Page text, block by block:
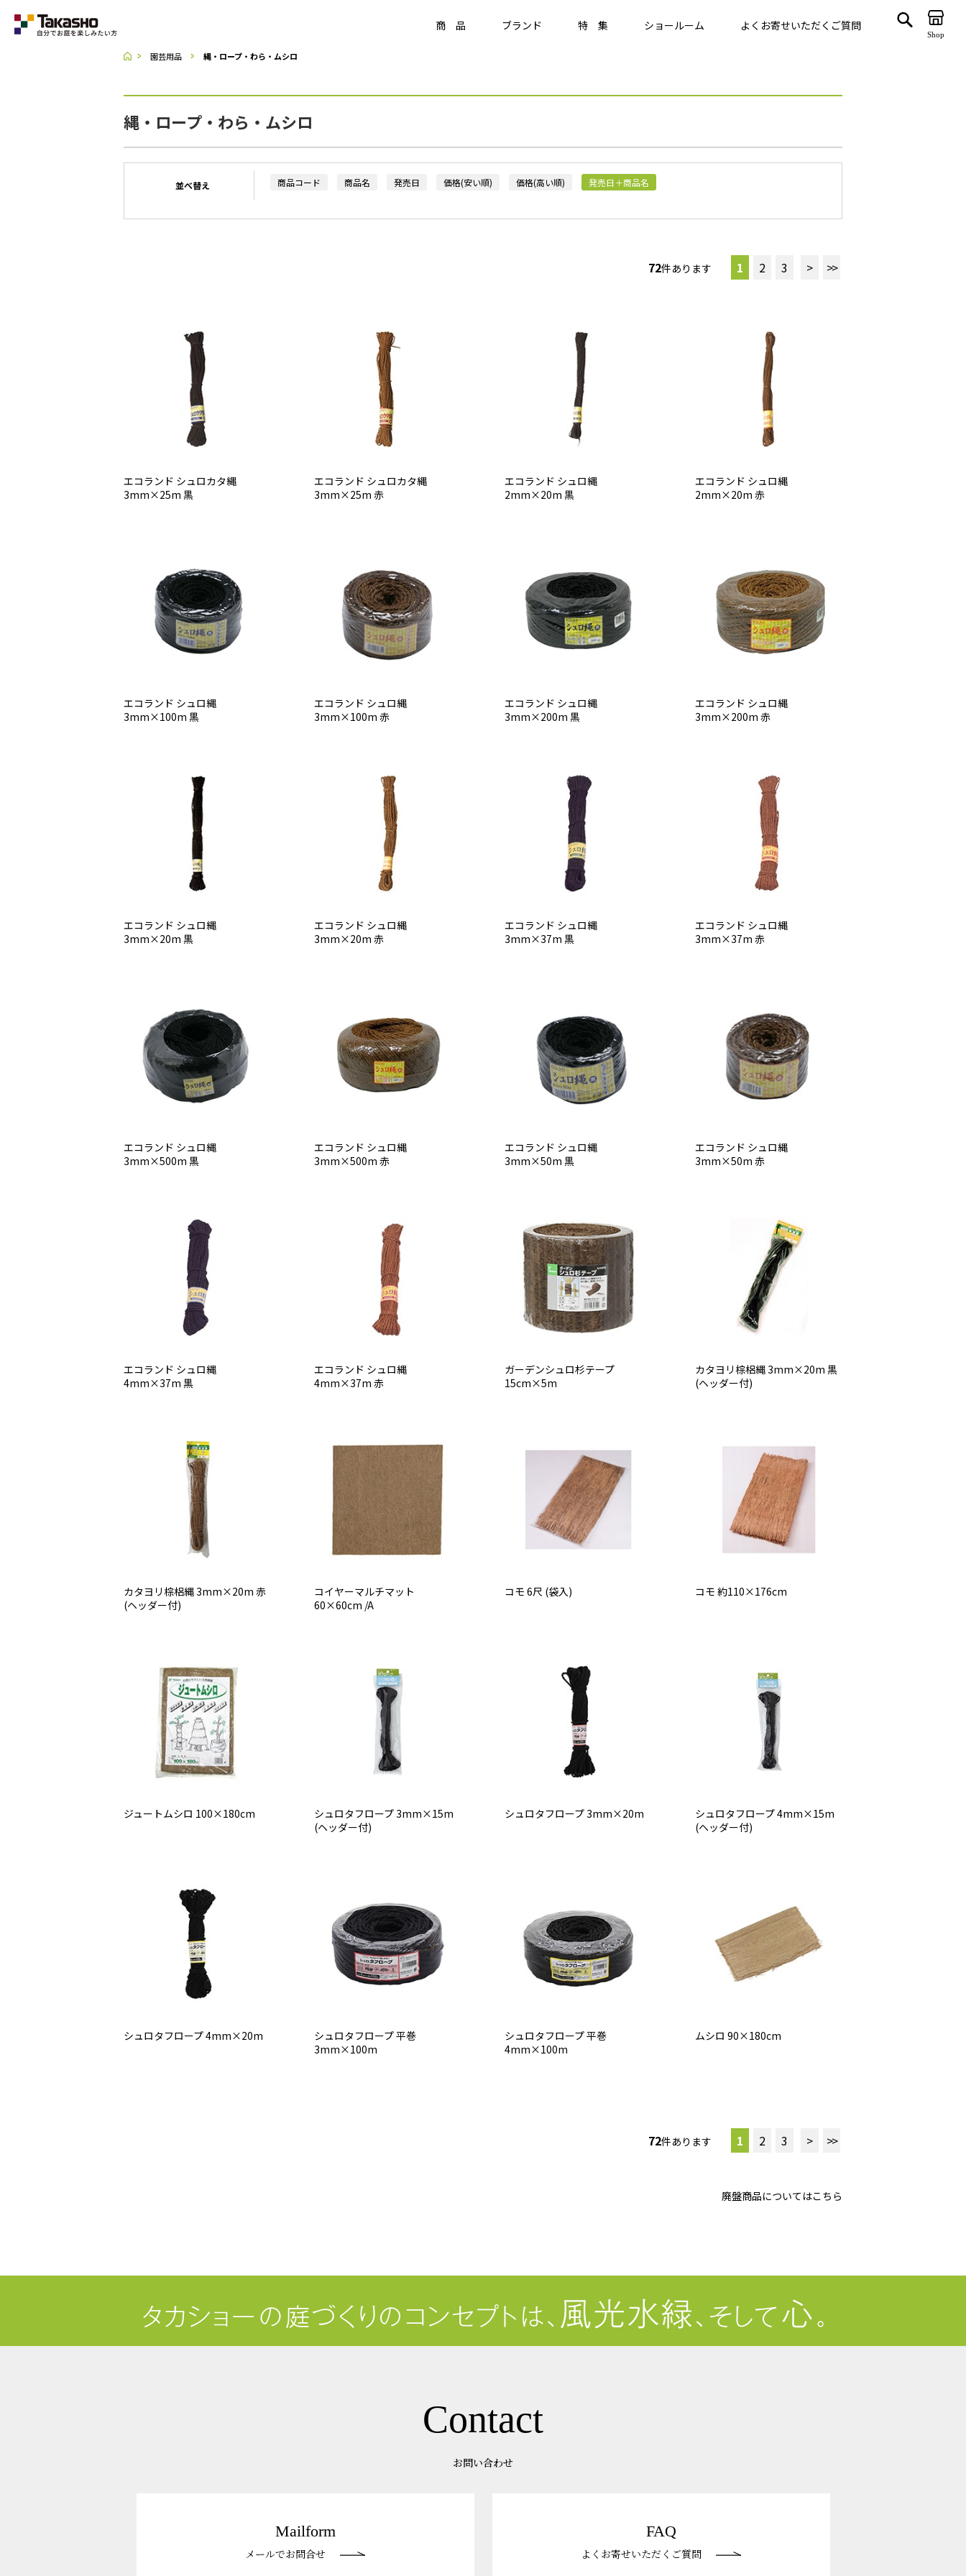
商 品
Category
収納庫・室外機カバー
デッキ・タイル・人工芝
デコレーション
花壇材
レイズドベッドプランター
プランター・シェルフ
園芸用品
Item
ラティス・フェンス アクセサリー ゲート
ブランド 特 集 ショールーム よくお寄せいただくご質問
Shop
園芸用品 縄・ロープ・わら・ムシロ
縄・ロープ・わら・ムシロ
並べ替え 商品コード 商品名 発売日 価格(安い順) 価格(高い順) 発売日＋商品名
72件あります 1 2 3 > >>
エコランド シュロカタ縄
3mm×25m 黒
エコランド シュロカタ縄
3mm×25m 赤
エコランド シュロ縄
2mm×20m 黒
エコランド シュロ縄
2mm×20m 赤
エコランド シュロ縄
3mm×100m 黒
エコランド シュロ縄
3mm×100m 赤
エコランド シュロ縄
3mm×200m 黒
エコランド シュロ縄
3mm×200m 赤
エコランド シュロ縄
3mm×20m 黒
エコランド シュロ縄
3mm×20m 赤
エコランド シュロ縄
3mm×37m 黒
エコランド シュロ縄
3mm×37m 赤
エコランド シュロ縄
3mm×500m 黒
エコランド シュロ縄
3mm×500m 赤
エコランド シュロ縄
3mm×50m 黒
エコランド シュロ縄
3mm×50m 赤
エコランド シュロ縄
4mm×37m 黒
エコランド シュロ縄
4mm×37m 赤
ガーデンシュロ杉テープ
15cm×5m
カタヨリ棕梠縄 3mm×20m 黒
(ヘッダー付)
カタヨリ棕梠縄 3mm×20m 赤
(ヘッダー付)
コイヤーマルチマット
60×60cm /A
コモ 6尺 (袋入) コモ 約110×176cm
ジュートムシロ 100×180cm
シュロタフロープ 3mm×15m
(ヘッダー付)
シュロタフロープ 3mm×20m
シュロタフロープ 4mm×15m
(ヘッダー付)
シュロタフロープ 4mm×20m
シュロタフロープ 平巻
3mm×100m
シュロタフロープ 平巻
4mm×100m
ムシロ 90×180cm
72件あります 1 2 3 > >>
廃盤商品についてはこちら
Contact
お問い合わせ
Mailform
メールでお問合せ
FAQ
よくお寄せいただくご質問